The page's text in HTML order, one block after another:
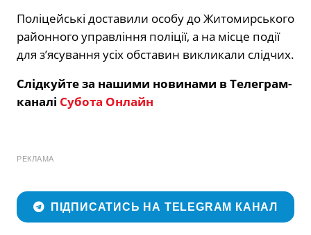
Поліцейські доставили особу до Житомирського
районного управління поліції, а на місце події
для з’ясування усіх обставин викликали слідчих.
Слідкуйте за нашими новинами в Телеграм-
каналі Субота Онлайн
РЕКЛАМА
ПІДПИСАТИСЬ НА TELEGRAM КАНАЛ